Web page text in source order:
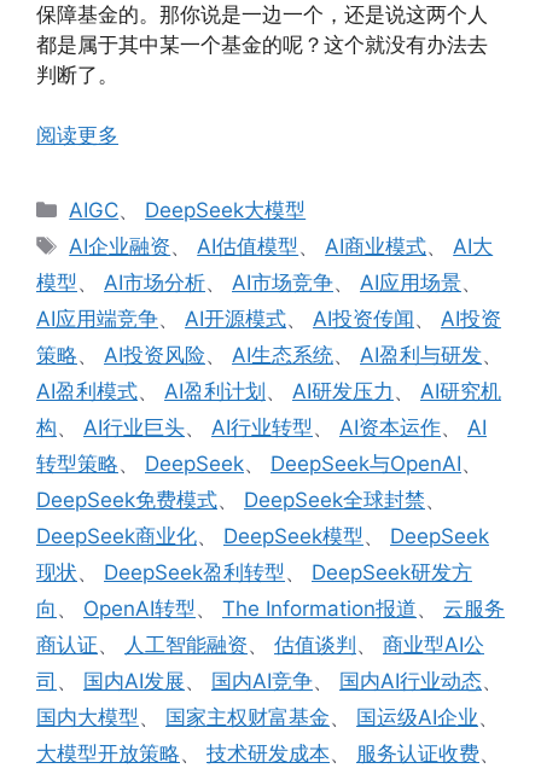
保障基金的。那你说是一边一个，还是说这两个人
都是属于其中某一个基金的呢？这个就没有办法去
判断了。
阅读更多
分
类
AIGC、 DeepSeek大模型
标
签
AI企业融资、AI估值模型、AI商业模式、AI大
模型、 AI市场分析、 AI市场竞争、 AI应用场景、
AI应用端竞争、 AI开源模式、 AI投资传闻、 AI投资
策略、 AI投资风险、 AI生态系统、 AI盈利与研发、
AI盈利模式、 AI盈利计划 、 AI研发压力 、 AI研究机
构、 AI行业巨头、 AI行业转型、 AI资本运作、 AI
转型策略、 DeepSeek、 DeepSeek与OpenAI、
DeepSeek免费模式、 DeepSeek全球封禁、
DeepSeek商业化、 DeepSeek模型、 DeepSeek
现状、 DeepSeek盈利转型、 DeepSeek研发方
向 、 OpenAI转型、 The Information报道、 云服务
商认证、 人工智能融资、 估值谈判 、 商业型AI公
司 、 国内AI发展、 国内AI竞争、 国内AI行业动态、
国内大模型、 国家主权财富基金、 国运级AI企业、
大模型开放策略、 技术研发成本、 服务认证收费、